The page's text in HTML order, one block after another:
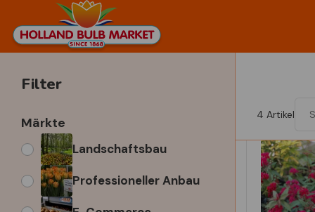
Filter
Märkte
Landschaftsbau
Professioneller Anbau
4 Artikel